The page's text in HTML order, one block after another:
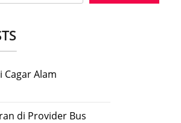
Cagar Alam
di Provider Bus